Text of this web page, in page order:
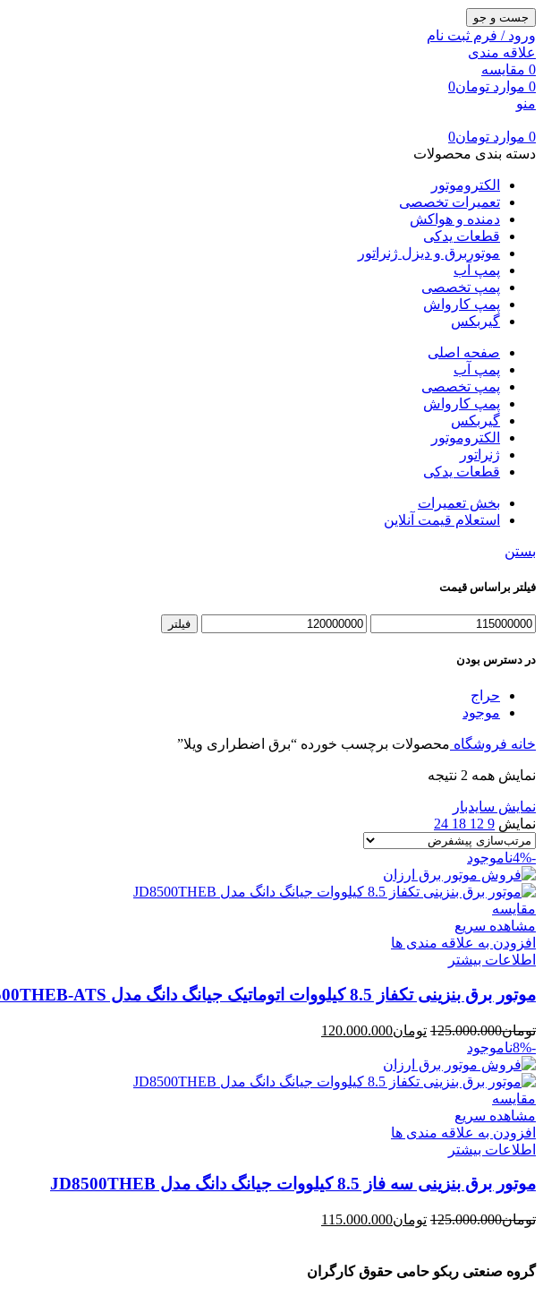
جست و جو
ورود / فرم ثبت نام
علاقه مندی
0 مقایسه
0 موارد تومان0
منو
0 موارد تومان0
دسته بندی محصولات
الکتروموتور
تعمیرات تخصصی
دمنده و هواکش
قطعات یدکی
موتوربرق و دیزل ژنراتور
پمپ آب
پمپ تخصصی
پمپ کارواش
گیربکس
صفحه اصلی
پمپ آب
پمپ تخصصی
پمپ کارواش
گیربکس
الکتروموتور
ژنراتور
قطعات یدکی
بخش تعمیرات
استعلام قیمت آنلاین
بستن
فیلتر براساس قیمت
حداقل
حداکثر
فیلتر
در دسترس بودن
حراج
موجود
خانه فروشگاه محصولات برچسب خورده “برق اضطراری ویلا”
نمایش همه 2 نتیجه
نمایش سایدبار
نمایش 9
12
18
24
-4% ناموجود
مقایسه
مشاهده سریع
افزودن به علاقه مندی ها
اطلاعات بیشتر
موتور برق بنزینی تکفاز 8.5 کیلووات اتوماتیک جیانگ دانگ مدل JD8500THEB-ATS
تومان125.000.000 قیمت
تومان125.000.000
بود.
تومان120.000.000
است.
-8% ناموجود
مقایسه
مشاهده سریع
افزودن به علاقه مندی ها
اطلاعات بیشتر
موتور برق بنزینی سه فاز 8.5 کیلووات جیانگ دانگ مدل JD8500THEB
تومان125.000.000 قیمت
بود.
تومان115.000.000
است.گروه صنعتی ربکو حامی حقوق کارگران